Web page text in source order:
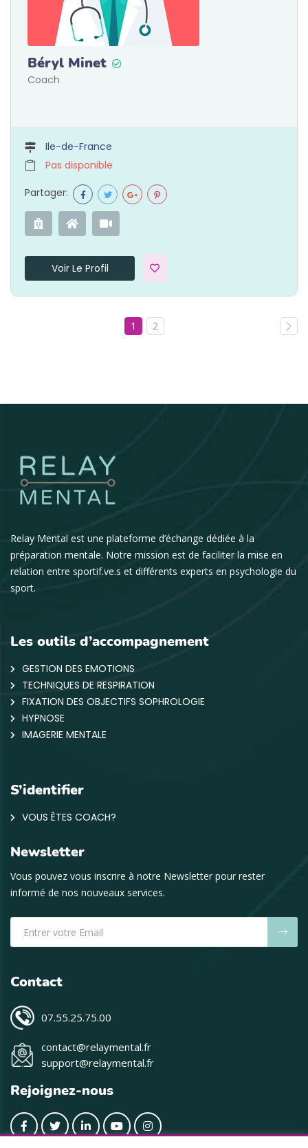
Béryl Minet
Coach
Ile-de-France
Pas disponible
Partager:
Voir Le Profil
1 2
Relay Mental est une plateforme d’échange dédiée à la
préparation mentale. Notre mission est de faciliter la mise en
relation entre sportif.ve.s et différents experts en psychologie du
sport.
Les outils d’accompagnement
GESTION DES EMOTIONS
TECHNIQUES DE RESPIRATION
FIXATION DES OBJECTIFS SOPHROLOGIE
HYPNOSE
IMAGERIE MENTALE
S’identifier
VOUS ÊTES COACH?
Newsletter
Vous pouvez vous inscrire à notre Newsletter pour rester
informé de nos nouveaux services.
Contact
07.55.25.75.00
contact@relaymental.fr
support@relaymental.fr
Rejoignez-nous